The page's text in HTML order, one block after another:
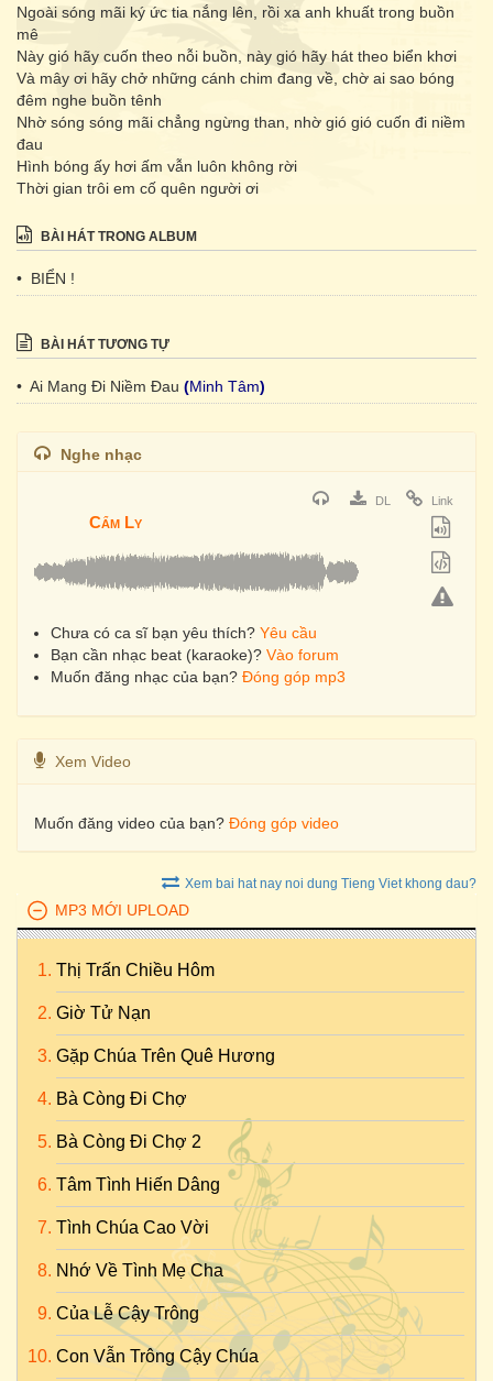
Ngoài sóng mãi ký ức tia nắng lên, rồi xa anh khuất trong buồn
mê
Này gió hãy cuốn theo nỗi buồn, này gió hãy hát theo biển khơi
Và mây ơi hãy chở những cánh chim đang về, chờ ai sao bóng
đêm nghe buồn tênh
Nhờ sóng sóng mãi chẳng ngừng than, nhờ gió gió cuốn đi niềm
đau
Hình bóng ấy hơi ấm vẫn luôn không rời
Thời gian trôi em cố quên người ơi
BÀI HÁT TRONG ALBUM
• BIỂN !
BÀI HÁT TƯƠNG TỰ
• Ai Mang Đi Niềm Đau (Minh Tâm)
Nghe nhạc
DL Link
Cẩm Ly
Chưa có ca sĩ bạn yêu thích? Yêu cầu
Bạn cần nhạc beat (karaoke)? Vào forum
Muốn đăng nhạc của bạn? Đóng góp mp3
Xem Video
Muốn đăng video của bạn? Đóng góp video
Xem bai hat nay noi dung Tieng Viet khong dau?
MP3 MỚI UPLOAD
Thị Trấn Chiều Hôm
Giờ Tử Nạn
Gặp Chúa Trên Quê Hương
Bà Còng Đi Chợ
Bà Còng Đi Chợ 2
Tâm Tình Hiến Dâng
Tình Chúa Cao Vời
Nhớ Về Tình Mẹ Cha
Của Lễ Cậy Trông
Con Vẫn Trông Cậy Chúa